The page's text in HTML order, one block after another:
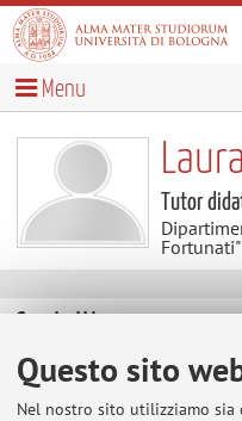
Questo sito
Nel nostro sito utilizziamo sia
Menu
Tutor
Fortunati"
Contatti
E-mail: